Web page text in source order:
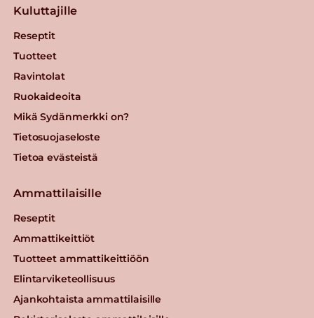
Kuluttajille
Reseptit
Tuotteet
Ravintolat
Ruokaideoita
Mikä Sydänmerkki on?
Tietosuojaseloste
Tietoa evästeistä
Ammattilaisille
Reseptit
Ammattikeittiöt
Tuotteet ammattikeittiöön
Elintarviketeollisuus
Ajankohtaista ammattilaisille